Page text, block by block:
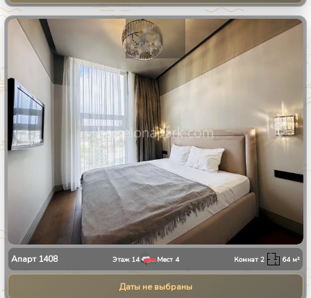
1/10
Апарт 1408 Этаж 14 Мест 4 Комнат2 64м²
Даты не выбраны